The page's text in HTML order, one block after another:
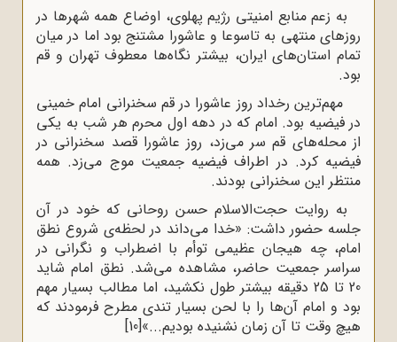
به زعم منابع امنیتی رژیم پهلوی، اوضاع همه‌ شهرها در
روزهای منتهی به تاسوعا و عاشورا مشتنج بود اما در میان
تمام استان‌های ایران، بیشتر نگاه‌ها معطوف تهران و قم
بود.
مهم‌ترین رخداد روز عاشورا در قم سخنرانی امام خمینی
در فیضیه بود. امام‌‌ که‌ در دهه‌‌ اول‌ محرم‌ هر شب‌ به‌ یکی‌
از محله‌های‌ قم‌ سر می‌زد، روز عاشورا قصد سخنرانی در
فیضیه کرد. در اطراف فیضیه جمعیت موج می‌زد. همه
منتظر این سخنرانی بودند.
به روایت حجت‌الاسلام حسن روحانی که خود در آن
جلسه حضور داشت: «خدا می‌داند در لحظه‌ی‌ شروع‌ نطق‌
امام‌، چه‌ هیجان‌ عظیمی‌ توأم‌ با اضطراب‌ و نگرانی‌ در
سراسر جمعیت‌ حاضر، مشاهده‌ می‌شد. نطق‌ امام‌ شاید
20 تا 25 دقیقه‌ بیشتر طول‌ نکشید، اما مطالب‌ بسیار مهم‌
بود و امام‌ آن‌ها را با لحن‌ بسیار تندی‌ مطرح‌ فرمودند که‌
هیچ‌ وقت‌ تا آن‌ زمان‌ نشنیده‌ بودیم‌...»[10]